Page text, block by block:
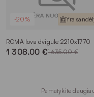
-20% Yra
ROMA lova dvigulė 2210x1770
1 308.00 €1 635.00 €
Pamatykite